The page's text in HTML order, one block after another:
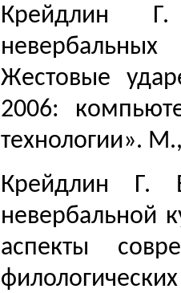
Крейдлин
Жестовые
2006:
технологии».
Крейдлин Г.
невербальной
аспекты